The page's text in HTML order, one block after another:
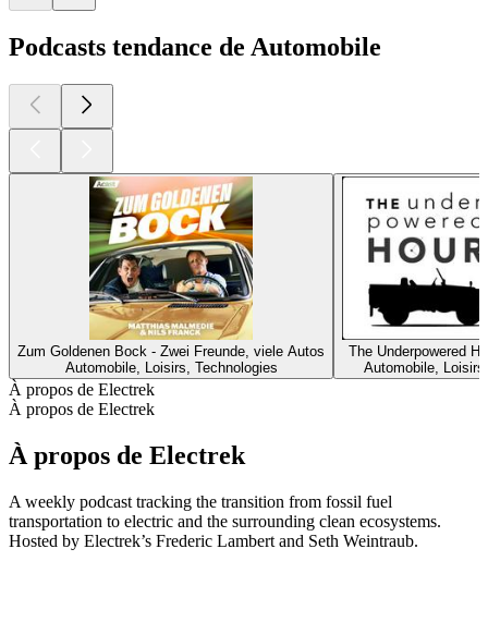
Podcasts tendance de Automobile
Zum Goldenen Bock - Zwei Freunde, viele Autos
Automobile, Loisirs, Technologies
The Underpowered
Automobile, Loisirs
À propos de Electrek
À propos de Electrek
À propos de Electrek
A weekly podcast tracking the transition from fossil fuel
transportation to electric and the surrounding clean ecosystems.
Hosted by Electrek’s Frederic Lambert and Seth Weintraub.